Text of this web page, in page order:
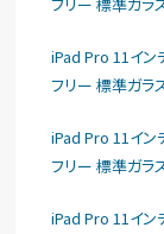
iPad Pro 11イ
フリー 標準ガラ
iPad Pro 11イ
フリー 標準ガラ
iPad Pro 11イ